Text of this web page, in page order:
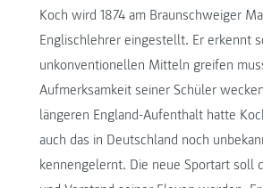
Koch wird 1874 am Braunschweiger
Englischlehrer eingestellt. Er erkennt
unkonventionellen Mitteln greifen
Aufmerksamkeit seiner Schüler
längeren England-Aufenthalt hatte
auch das in Deutschland noch
kennengelernt. Die neue Sportart soll